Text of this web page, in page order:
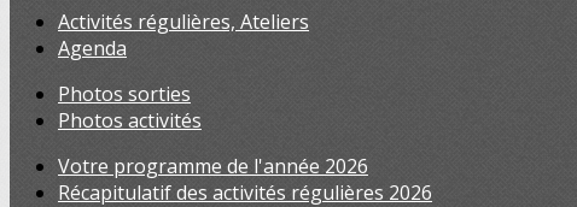
Activités régulières, Ateliers
Agenda
Photos sorties
Photos activités
Votre programme de l'année 2026
Récapitulatif des activités régulières 2026